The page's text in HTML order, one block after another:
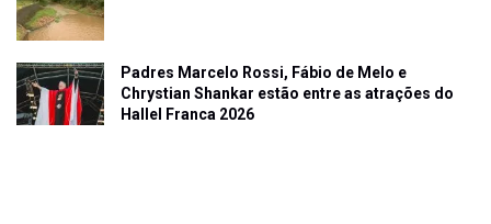
Padres Marcelo Rossi, Fábio de Melo e
Chrystian Shankar estão entre as atrações do
Hallel Franca 2026